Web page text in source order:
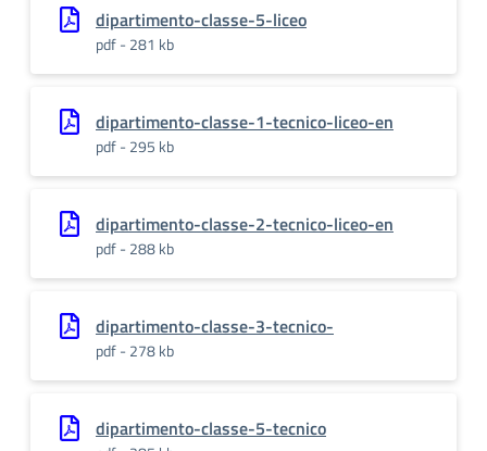
dipartimento-classe-5-liceo
pdf - 281 kb
dipartimento-classe-1-tecnico-liceo-en
pdf - 295 kb
dipartimento-classe-2-tecnico-liceo-en
pdf - 288 kb
dipartimento-classe-3-tecnico-
pdf - 278 kb
dipartimento-classe-5-tecnico